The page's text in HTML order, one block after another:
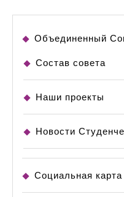
Объединенный
Состав совета
Наши проекты
Новости
Социальная